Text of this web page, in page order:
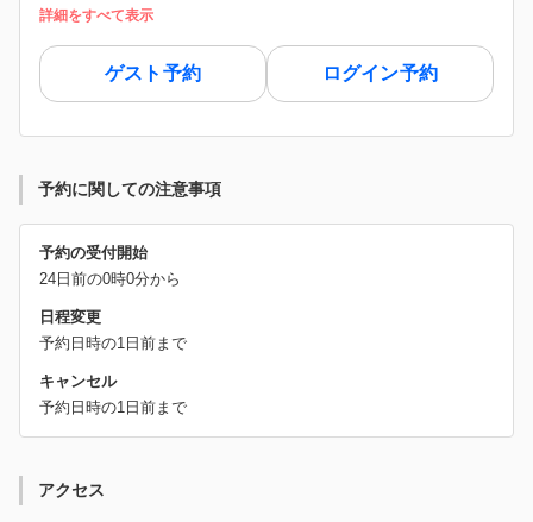
詳細をすべて表示
ゲスト予約 ログイン予約
予約に関しての注意事項
予約の受付開始
24日前の0時0分から
日程変更
予約日時の1日前まで
キャンセル
予約日時の1日前まで
アクセス